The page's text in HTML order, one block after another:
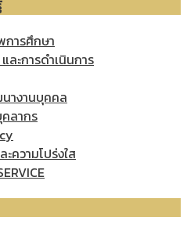
ารศึกษา
ละการดำเนินการ
างานบุคคล
ลากร
ความโปร่งใส